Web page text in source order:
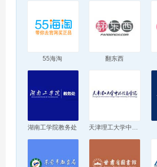
55海淘 翻东西
湖南工学院教务处 天津理工大学中环信息学院